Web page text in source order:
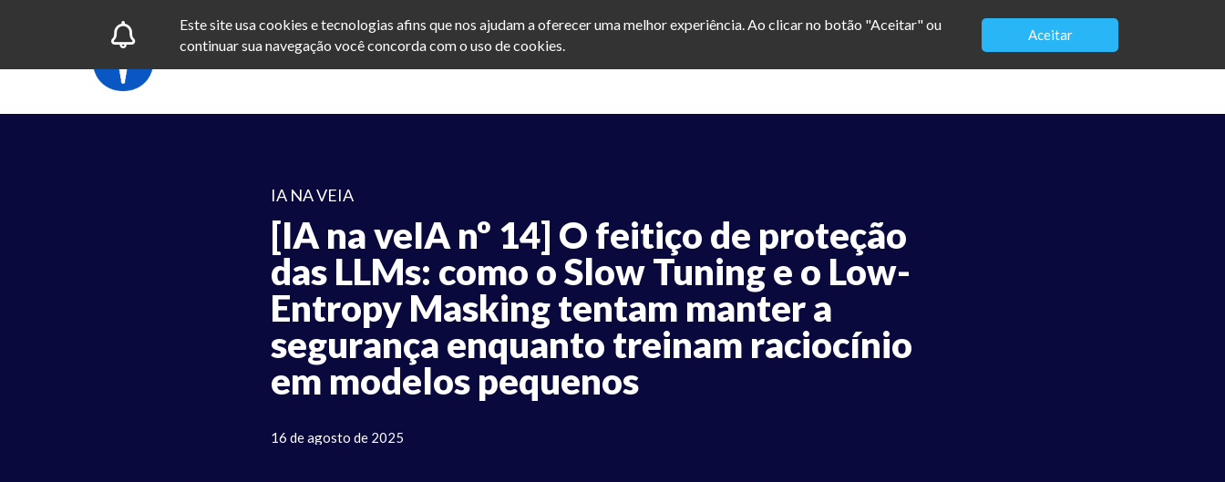
Este site usa cookies e tecnologias afins que nos ajudam a oferecer uma melhor experiência. Ao clicar no botão "Aceitar" ou
continuar sua navegação você concorda com o uso de cookies.
Aceitar
Palestras Contato
IA NA VEIA
[IA na veIA nº 14] O feitiço de proteção
das LLMs: como o Slow Tuning e o Low-
Entropy Masking tentam manter a
segurança enquanto treinam raciocínio
em modelos pequenos
16 de agosto de 2025